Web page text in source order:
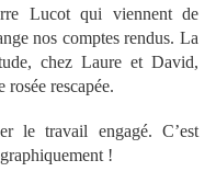
Lucot qui viennent de
nos comptes rendus. La
chez Laure et David,
rescapée.
le travail engagé. C’est
!